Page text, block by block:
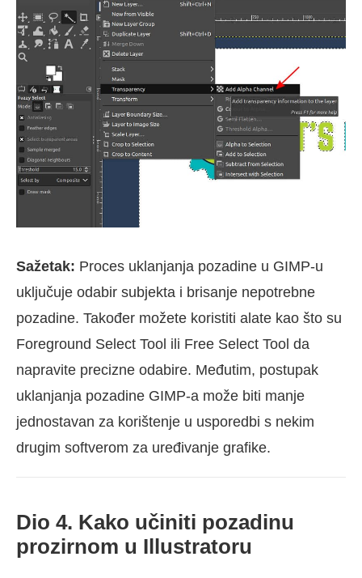
Sažetak: Proces uklanjanja pozadine u GIMP-u
uključuje odabir subjekta i brisanje nepotrebne
pozadine. Također možete koristiti alate kao što su
Foreground Select Tool ili Free Select Tool da
napravite precizne odabire. Međutim, postupak
uklanjanja pozadine GIMP-a može biti manje
jednostavan za korištenje u usporedbi s nekim
drugim softverom za uređivanje grafike.
Dio 4. Kako učiniti pozadinu
prozirnom u Illustratoru